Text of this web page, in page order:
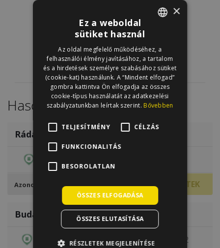
Hasonló Lakások
Ráday Street
9. ker.
Azonosító 7625 TOVÁBBI RÉSZLETEK
Budapart
11. ker. 65 m2 2
ENGLISH
HUNGARIAN
×
Ez a weboldal
sütiket használ
Az oldal megfelelő működéséhez, a
felhasználói élmény javításához, a tartalom
és a hirdetések személyre szabásához sütiket
(cookie-kat) használunk. A “Mindent elfogad”
gombra kattintva Ön elfogadja az összes
cookie-típus használatát az adatkezelési
szabályzatunkban leírtak szerint. Bővebben
TELJESÍTMÉNY CÉLZÁS
FUNKCIONALITÁS
BESOROLATLAN
ÖSSZES ELFOGADÁSA
ÖSSZES ELUTASÍTÁSA
RÉSZLETEK MEGJELENÍTÉSE